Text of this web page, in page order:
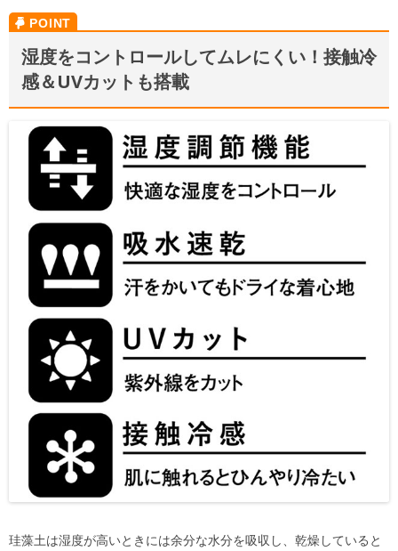
湿度をコントロールしてムレにくい！接触冷
感＆UVカットも搭載
珪藻土は湿度が高いときには余分な水分を吸収し、乾燥していると